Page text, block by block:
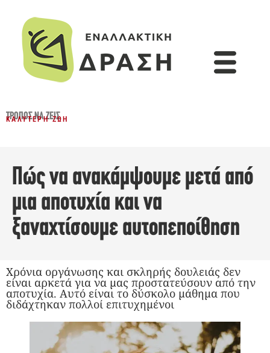
ΤΡΌΠΟΣ ΝΑ ΖΕΙΣ
ΚΑΛΎΤΕΡΗ ΖΩΉ
Πώς να ανακάμψουμε μετά από
μια αποτυχία και να
ξαναχτίσουμε αυτοπεποίθηση
Χρόνια οργάνωσης και σκληρής δουλειάς δεν
είναι αρκετά για να μας προστατεύσουν από την
αποτυχία. Αυτό είναι το δύσκολο μάθημα που
διδάχτηκαν πολλοί επιτυχημένοι